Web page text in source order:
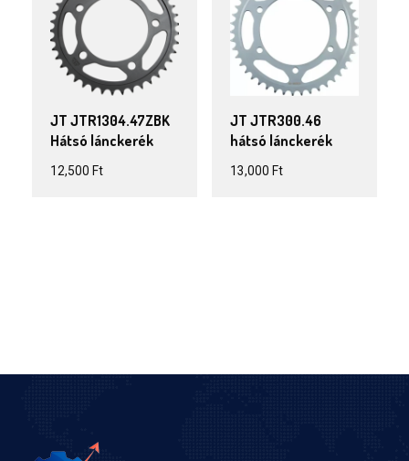
JT JTR1304.47ZBK
Hátsó lánckerék
12,500 Ft
JT JTR300.46
hátsó lánckerék
13,000 Ft